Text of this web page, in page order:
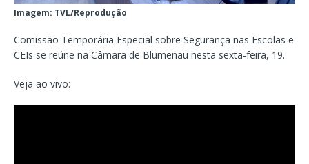
Imagem: TVL/Reprodução
Comissão Temporária Especial sobre Segurança nas Escolas e
CEIs se reúne na Câmara de Blumenau nesta sexta-feira, 19.
Veja ao vivo: